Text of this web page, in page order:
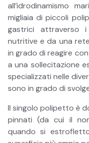
all’idrodinamismo
migliaia di piccoli
gastrici attraverso
nutritive e da una
in grado di reagire
a una sollecitazione
specializzati nelle
sono in grado di
Il singolo polipetto è
pinnati (da cui il
quando si